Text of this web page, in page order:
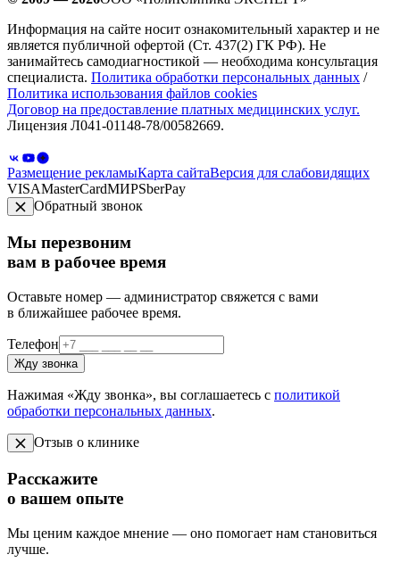
Информация на сайте носит ознакомительный характер и не
является публичной офертой (Ст. 437(2) ГК РФ). Не
занимайтесь самодиагностикой — необходима консультация
специалиста. Политика обработки персональных данных /
Политика использования файлов cookies
Договор на предоставление платных медицинских услуг.
Лицензия Л041-01148-78/00582669.
Размещение рекламыКарта сайтаВерсия для слабовидящих
VISAMasterCardМИРSberPay
Обратный звонок
Мы перезвоним
вам в рабочее время
Оставьте номер — администратор свяжется с вами
в ближайшее рабочее время.
Телефон
Жду звонка
Нажимая «Жду звонка», вы соглашаетесь с политикой
обработки персональных данных.
Отзыв о клинике
Расскажите
о вашем опыте
Мы ценим каждое мнение — оно помогает нам становиться
лучше.